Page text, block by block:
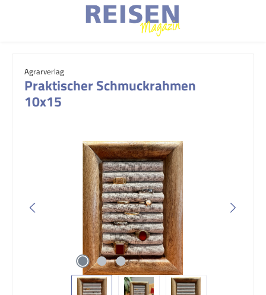
Agrarverlag
Praktischer Schmuckrahmen
10x15
Bildergalerie überspringen